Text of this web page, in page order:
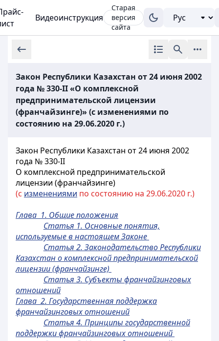
Видеоинструкция
Старая
версия
сайта
Закон Республики Казахстан от 24 июня 2002
года № 330-II «О комплексной
предпринимательской лицензии
(франчайзинге)» (с изменениями по
состоянию на 29.06.2020 г.)
Закон Республики Казахстан от 24 июня 2002
года № 330-II
О комплексной предпринимательской
лицензии (франчайзинге)
(с изменениями по состоянию на 29.06.2020 г.)
Глава 1. Общие положения
Статья 1. Основные понятия,
используемые в настоящем Законе
Статья 2. Законодательство Республики
Казахстан о комплексной предпринимательской
лицензии (франчайзинге)
Статья 3. Субъекты франчайзинговых
отношений
Глава 2. Государственная поддержка
франчайзинговых отношений
Статья 4. Принципы государственной
поддержки франчайзинговых отношений